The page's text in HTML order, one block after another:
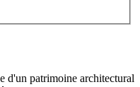
d'un patrimoine architectural